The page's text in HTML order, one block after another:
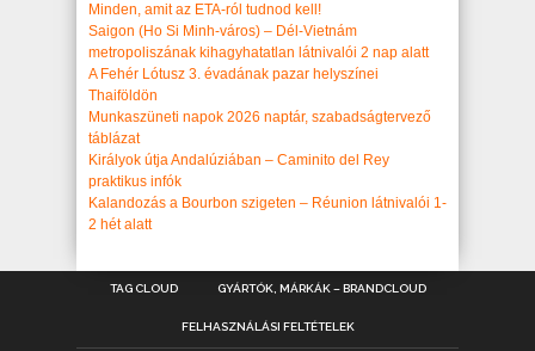
Minden, amit az ETA-ról tudnod kell!
Saigon (Ho Si Minh-város) – Dél-Vietnám
metropoliszának kihagyhatatlan látnivalói 2 nap alatt
A Fehér Lótusz 3. évadának pazar helyszínei
Thaiföldön
Munkaszüneti napok 2026 naptár, szabadságtervező
táblázat
Királyok útja Andalúziában – Caminito del Rey
praktikus infók
Kalandozás a Bourbon szigeten – Réunion látnivalói 1-
2 hét alatt
TAG CLOUD GYÁRTÓK, MÁRKÁK – BRANDCLOUD
FELHASZNÁLÁSI FELTÉTELEK